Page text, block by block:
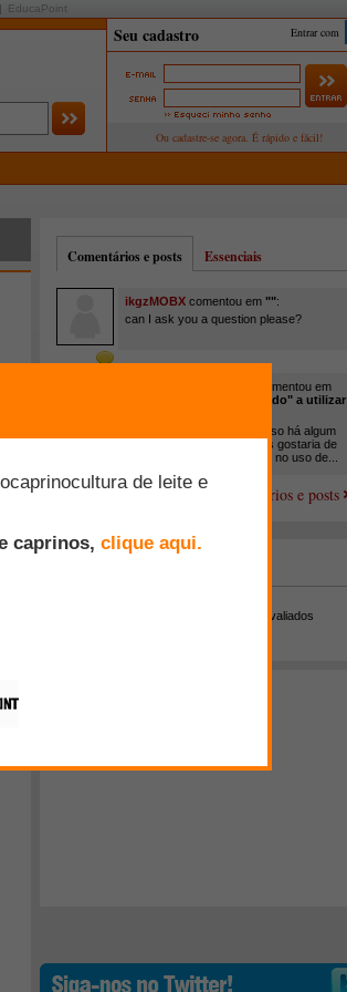
EducaPoint
Entrar com
Comentários e posts Essenciais
ikgzMOBX comentou em "":
can I ask you a question please?
comentou em
"Você está sendo "obrigado" a utilizar
Em minha propriedade, já uso há algum
tempo cana com ureia, mas gostaria de
um melhor aprofundamento no uso de...
Mais comentários e posts
Melhor avaliados